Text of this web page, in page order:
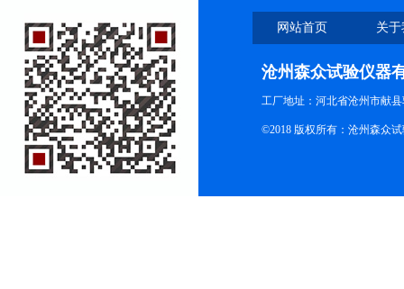
网站首页 关
沧州森众试验仪器
工厂地址：河北省沧州市献
©2018 版权所有：沧州森众